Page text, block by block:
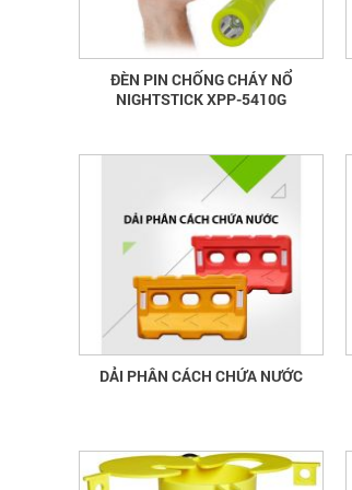
ĐÈN PIN CHỐNG CHÁY NỔ
NIGHTSTICK XPP-5410G
DẢI PHÂN CÁCH CHỨA NƯỚC